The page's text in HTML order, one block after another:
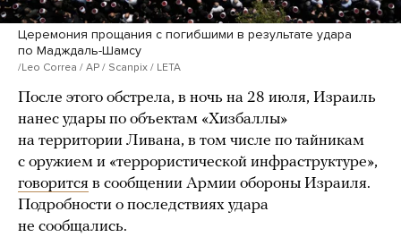
Церемония прощания с погибшими в результате удара
по Мадждаль-Шамсу
/Leo Correa / AP / Scanpix / LETA
После этого обстрела, в ночь на 28 июля, Израиль
нанес удары по объектам «Хизбаллы»
на территории Ливана, в том числе по тайникам
с оружием и «террористической инфраструктуре»,
говорится в сообщении Армии обороны Израиля.
Подробности о последствиях удара
не сообщались.